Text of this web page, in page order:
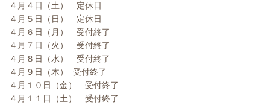
４月４日（土） 定休日
４月５日（日） 定休日
４月６日（月） 受付終了
４月７日（火） 受付終了
４月８日（水） 受付終了
４月９日（木） 受付終了
４月１０日（金） 受付終了
４月１１日（土） 受付終了